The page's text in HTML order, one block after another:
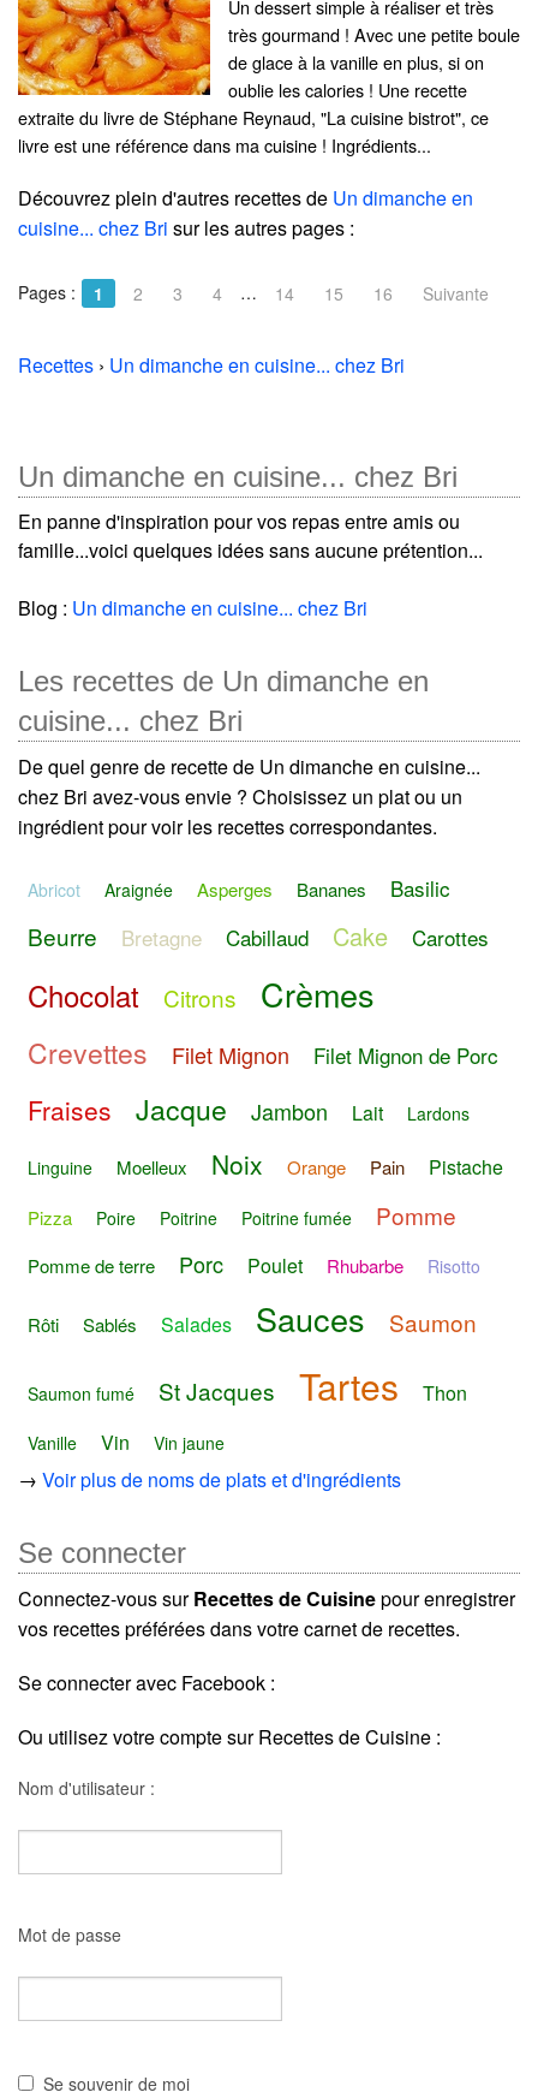
Un dessert simple à réaliser et très
très gourmand ! Avec une petite boule
de glace à la vanille en plus, si on
oublie les calories ! Une recette
extraite du livre de Stéphane Reynaud, "La cuisine bistrot", ce
livre est une référence dans ma cuisine ! Ingrédients...
Découvrez plein d'autres recettes de Un dimanche en
cuisine... chez Bri sur les autres pages :
Pages : 1 2 3 4 … 14 15 16 Suivante
Recettes › Un dimanche en cuisine... chez Bri
Un dimanche en cuisine... chez Bri
En panne d'inspiration pour vos repas entre amis ou
famille...voici quelques idées sans aucune prétention...
Blog : Un dimanche en cuisine... chez Bri
Les recettes de Un dimanche en
cuisine... chez Bri
De quel genre de recette de Un dimanche en cuisine...
chez Bri avez-vous envie ? Choisissez un plat ou un
ingrédient pour voir les recettes correspondantes.
Abricot Araignée Asperges Bananes Basilic
Beurre Bretagne Cabillaud Cake Carottes
Chocolat Citrons Crèmes
Crevettes Filet Mignon Filet Mignon de Porc
Fraises Jacque Jambon Lait Lardons
Linguine Moelleux Noix Orange Pain Pistache
Pizza Poire Poitrine Poitrine fumée Pomme
Pomme de terre Porc Poulet Rhubarbe Risotto
Rôti Sablés Salades Sauces Saumon
Saumon fumé St Jacques Tartes Thon
Vanille Vin Vin jaune
→ Voir plus de noms de plats et d'ingrédients
Se connecter
Connectez-vous surRecettes de Cuisinepour enregistrer
vos recettes préférées dans votre carnet de recettes.
Se connecter avec Facebook :
Ou utilisez votre compte sur Recettes de Cuisine :
Nom d'utilisateur :
Mot de passe
Se souvenir de moi